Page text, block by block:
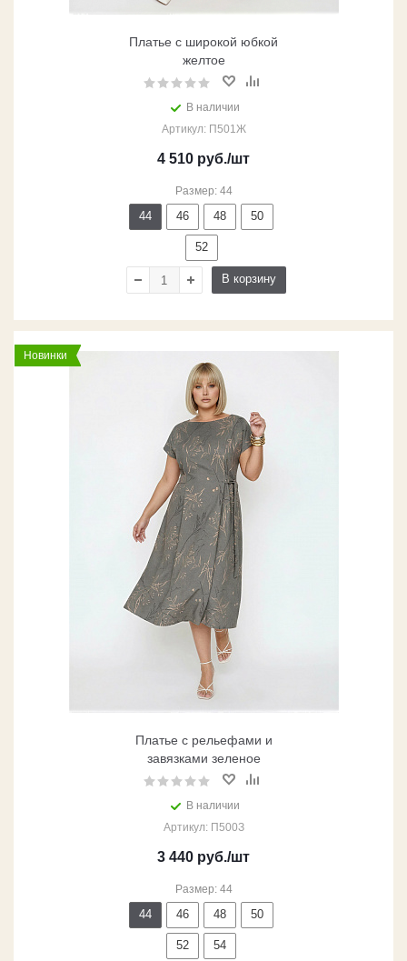
Платье с широкой юбкой
желтое
В наличии
Артикул: П501Ж
4 510 руб./шт
Размер: 44
44 46 48 50
52
В корзину
Новинки
Платье с рельефами и
завязками зеленое
В наличии
Артикул: П500З
3 440 руб./шт
Размер: 44
44 46 48 50
52 54